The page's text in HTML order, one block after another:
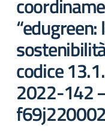
codice
2022-142